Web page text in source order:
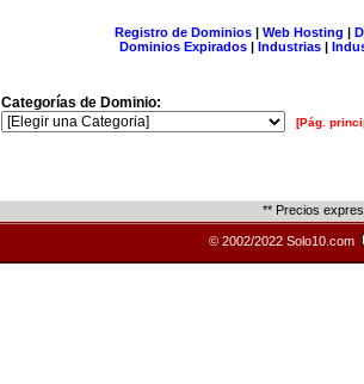
Registro de Dominios| Web Hosting |
Dominios Expirados | Industrias |
Categorías de Dominio:
[Pág.
** Precios
© 2002/2022 Solo10.com